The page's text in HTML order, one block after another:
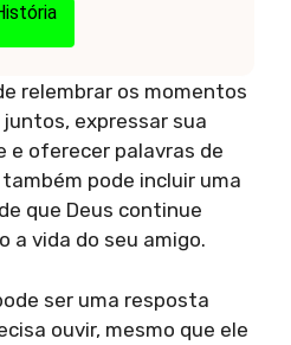
relembrar os momentos
expressar sua
e oferecer palavras de
pode incluir uma
que Deus continue
a vida do seu amigo.
ser uma resposta
ouvir, mesmo que ele